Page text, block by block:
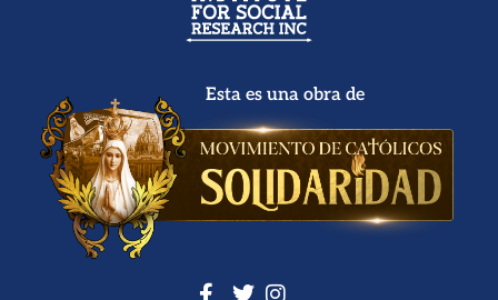
Esta es una obra de